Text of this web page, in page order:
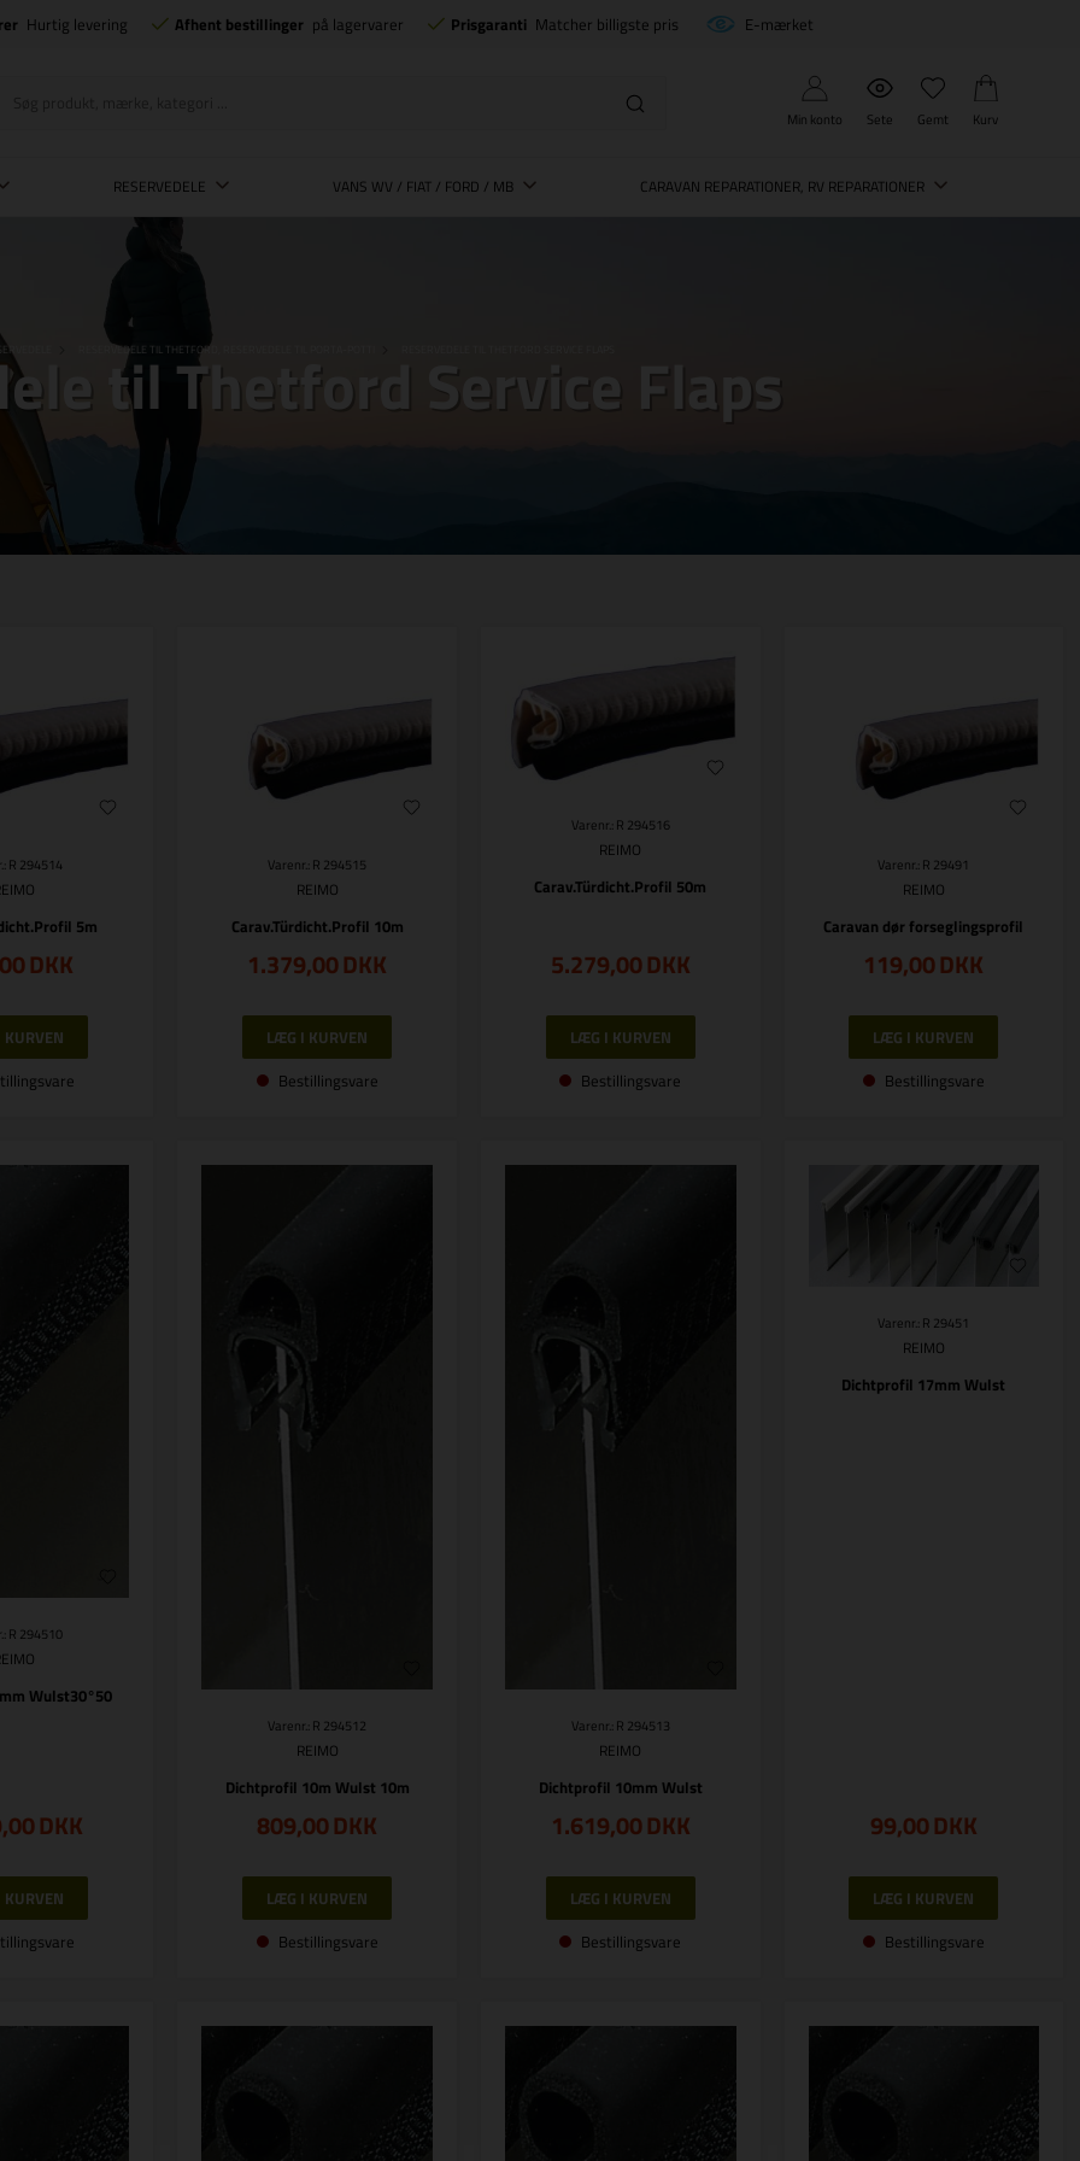
Hurtig levering Afhent bestillinger på lagervarer Prisgaranti Matcher billigste pris E-mærket
Min konto Sete Gemt Kurv
RESERVEDELE VANS WV / FIAT / FORD / MB CARAVAN REPARATIONER, RV REPARATIONER
RESERVEDELE TIL THETFORD, RESERVEDELE TIL PORTA-POTTI
til Thetford Service Flaps
R 294514
5m
DKK
Varenr.: R 294515
REIMO
Carav.Türdicht.Profil 10m
1.379,00DKK
Bestillingsvare
Varenr.: R 294516
REIMO
Carav.Türdicht.Profil 50m
5.279,00DKK
Bestillingsvare
Varenr.: R 29491
REIMO
Caravan dør forseglingsprofil
119,00DKK
Bestillingsvare
R 294510
Wulst30°50
DKK
Varenr.: R 294512
REIMO
Dichtprofil 10m Wulst 10m
809,00DKK
Bestillingsvare
Varenr.: R 294513
REIMO
Dichtprofil 10mm Wulst
1.619,00DKK
Bestillingsvare
Varenr.: R 29451
REIMO
Dichtprofil 17mm Wulst
99,00DKK
Bestillingsvare